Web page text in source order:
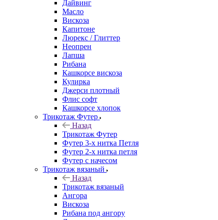
Дайвинг
Масло
Вискоза
Капитоне
Люрекс / Глиттер
Неопрен
Лапша
Рибана
Кашкорсе вискоза
Кулирка
Джерси плотный
Флис софт
Кашкорсе хлопок
Трикотаж Футер
Назад
Трикотаж Футер
Футер 3-х нитка Петля
Футер 2-х нитка петля
Футер с начесом
Трикотаж вязаный
Назад
Трикотаж вязаный
Ангора
Вискоза
Рибана под ангору